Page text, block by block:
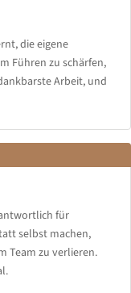
die eigene
Führen zu schärfen,
Arbeit, und
für
selbst machen,
Team zu verlieren.